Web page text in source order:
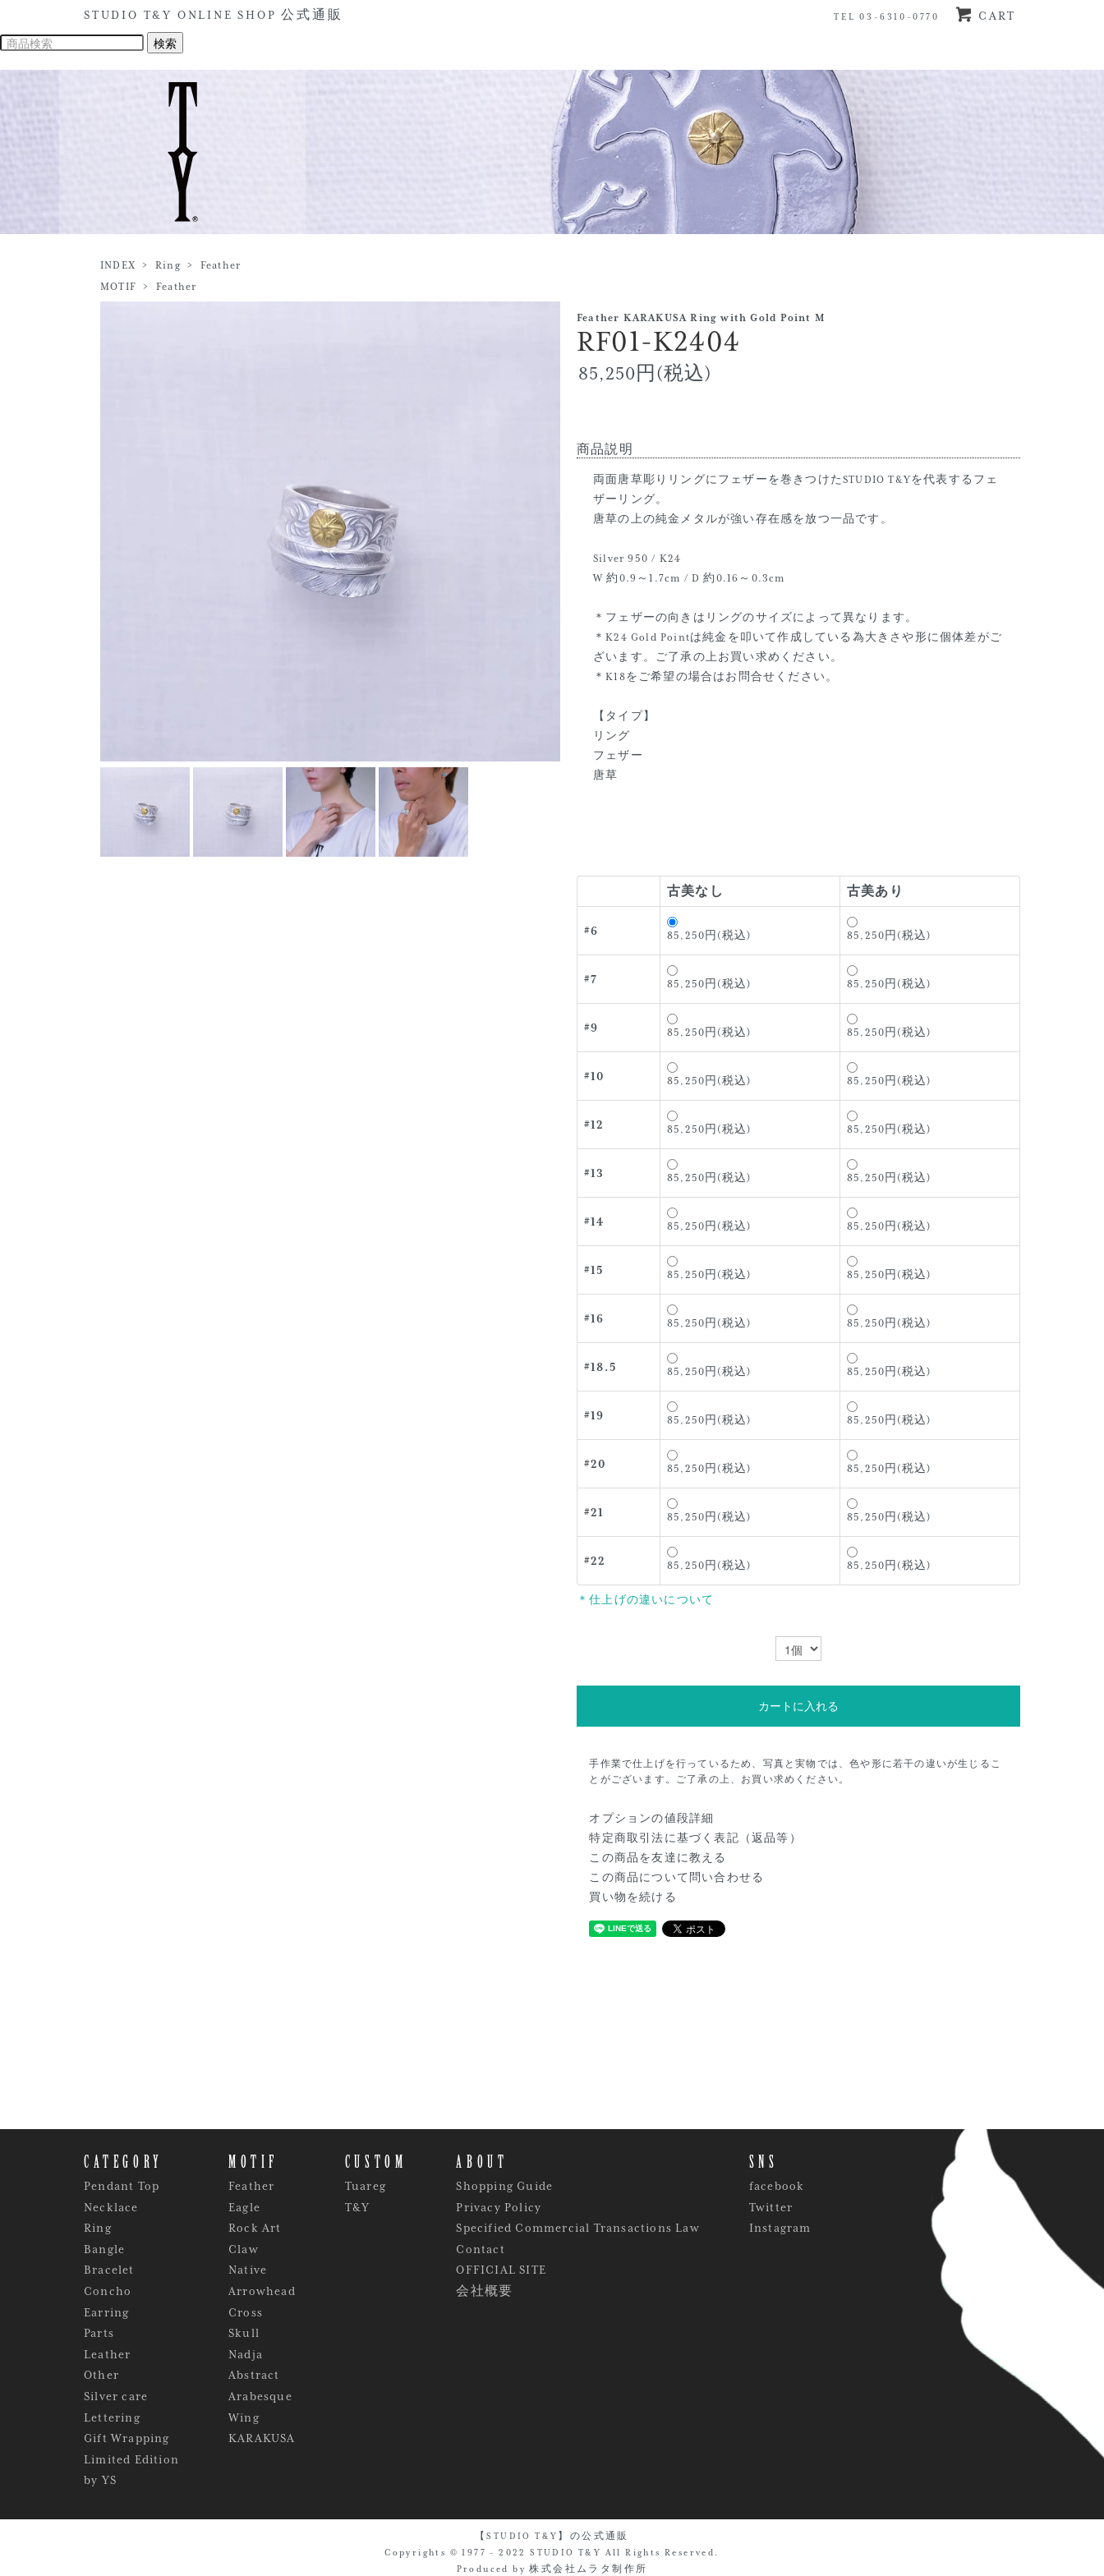
TEL 03-6310-0770 CART
STUDIO T&Y ONLINE SHOP 公式通販
INDEX >Ring > Feather
MOTIF
>Feather
Feather KARAKUSA Ring with Gold Point M
RF01-K2404
85,250円(税込)
商品説明
両面唐草彫りリングにフェザーを巻きつけたSTUDIO T&Yを代表するフェ
ザーリング。
唐草の上の純金メタルが強い存在感を放つ一品です。
Silver 950 / K24
W 約0.9～1.7cm / D 約0.16～0.3cm
＊フェザーの向きはリングのサイズによって異なります。
＊K24 Gold Pointは純金を叩いて作成している為大きさや形に個体差がご
ざいます。ご了承の上お買い求めください。
＊K18をご希望の場合はお問合せください。
【タイプ】
リング
フェザー
唐草
古美なし 古美あり
#6 85,250円(税込) 85,250円(税込)
#7 85,250円(税込) 85,250円(税込)
#9 85,250円(税込) 85,250円(税込)
#10 85,250円(税込) 85,250円(税込)
#12 85,250円(税込) 85,250円(税込)
#13 85,250円(税込) 85,250円(税込)
#14 85,250円(税込) 85,250円(税込)
#15 85,250円(税込) 85,250円(税込)
#16 85,250円(税込) 85,250円(税込)
#18.5 85,250円(税込) 85,250円(税込)
#19 85,250円(税込) 85,250円(税込)
#20 85,250円(税込) 85,250円(税込)
#21 85,250円(税込) 85,250円(税込)
#22 85,250円(税込) 85,250円(税込)
＊仕上げの違いについて
カートに入れる
手作業で仕上げを行っているため、写真と実物では、色や形に若干の違いが生じるこ
とがございます。ご了承の上、お買い求めください。
オプションの値段詳細
特定商取引法に基づく表記（返品等）
この商品を友達に教える
この商品について問い合わせる
買い物を続ける
CATEGORY
Pendant Top
Necklace
Ring
Bangle
Bracelet
Concho
Earring
Parts
Leather
Other
Silver care
Lettering
Gift Wrapping
Limited Edition
by YS
MOTIF
Feather
Eagle
Rock Art
Claw
Native
Arrowhead
Cross
Skull
Nadja
Abstract
Arabesque
Wing
KARAKUSA
CUSTOM
Tuareg
T&Y
ABOUT
Shopping Guide
Privacy Policy
Specified Commercial Transactions Law
Contact
OFFICIAL SITE
会社概要
SNS
facebook
Twitter
Instagram
【STUDIO T&Y】の公式通販
Copyrights © 1977 - 2022 STUDIO T&Y All Rights Reserved.
Produced by 株式会社ムラタ制作所